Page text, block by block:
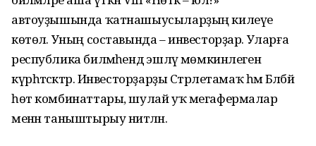
автоуҙышында ҡатнашыусыларҙың килеүе
көтөлә. Уның составында – инвесторҙар. Уларға
республика биләмәһендә эшләү мөмкинлеген
күрһәтәсәктәр. Инвесторҙарҙы Стәрлетамаҡ һәм Бәләбәй
һөт комбинаттары, шулай уҡ мегафермалар
менән таныштырыу ниәтләнә.